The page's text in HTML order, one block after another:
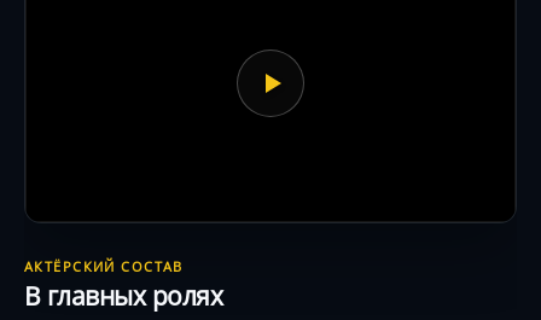
АКТЁРСКИЙ СОСТАВ
В главных ролях